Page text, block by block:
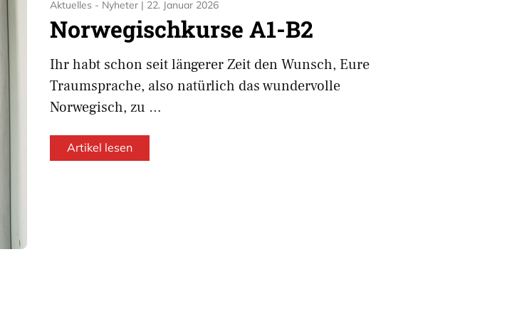
Aktuelles - Nyheter | 22. Januar 2026
Norwegischkurse A1-B2
Ihr habt schon seit längerer Zeit den Wunsch, Eure
Traumsprache, also natürlich das wundervolle
Norwegisch, zu …
Artikel lesen